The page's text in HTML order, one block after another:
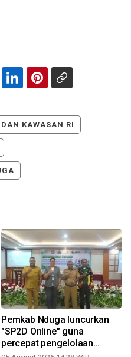
KAWASAN RI
Pemkab Nduga luncurkan
"SP2D Online" guna
percepat pengelolaan